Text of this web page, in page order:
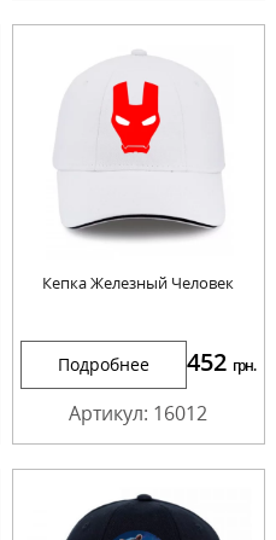
Кепка Железный Человек
Подробнее 452 грн.
Артикул: 16012